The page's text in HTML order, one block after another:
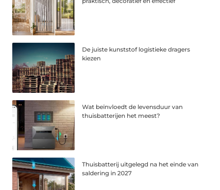
De juiste kunststof logistieke dragers
kiezen
Wat beïnvloedt de levensduur van
thuisbatterijen het meest?
Thuisbatterij uitgelegd na het einde van
saldering in 2027